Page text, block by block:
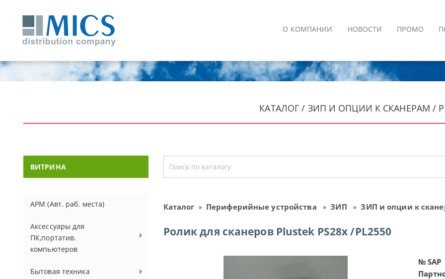
О КОМПАНИИ НОВОСТИ ПРОМО
КАТАЛОГ / ЗИП И ОПЦИИ К СКАНЕРАМ /
ВИТРИНА
АРМ (Авт. раб. места)
Аксессуары для
ПК,портатив.
компьютеров
Бытовая техника
Каталог » Периферийные устройства »ЗИП »ЗИП и опции к
Ролик для сканеров Plustek PS28x /PL2550
№ SAP